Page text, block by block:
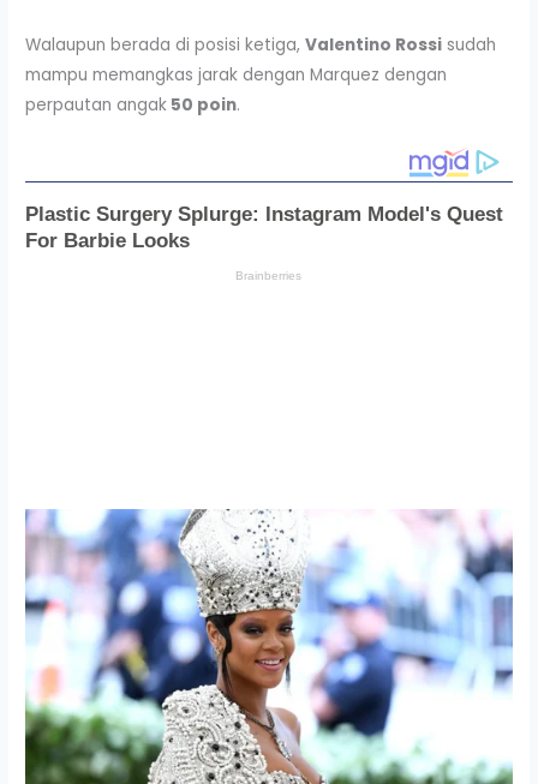
Walaupun berada di posisi ketiga,Valentino Rossi sudah
mampu memangkas jarak dengan Marquez dengan
perpautan angak 50 poin.